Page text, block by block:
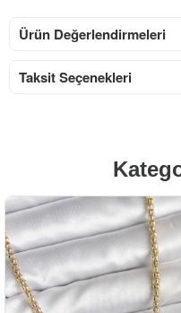
Ürün Değerlendirmeleri
Taksit Seçenekleri